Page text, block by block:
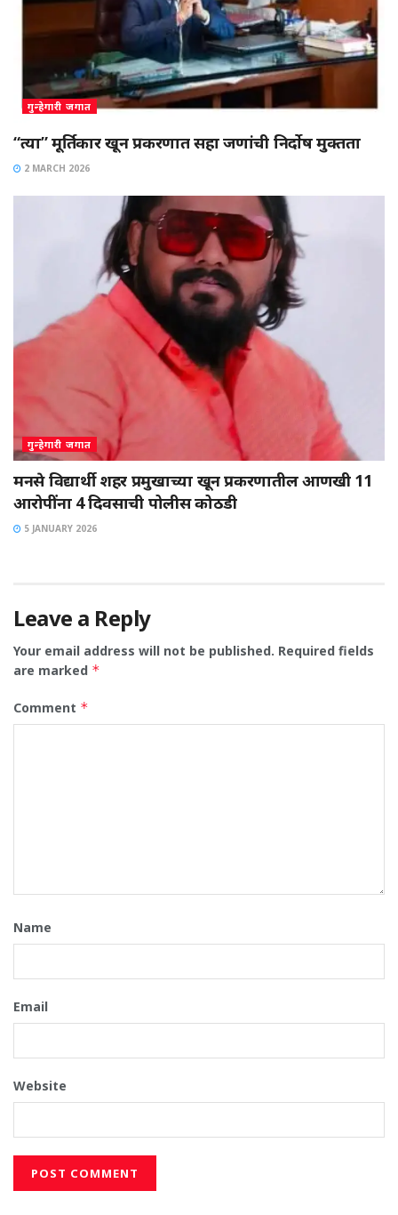
गुन्हेगारी जगात
“त्या” मूर्तिकार खून प्रकरणात सहा जणांची निर्दोष मुक्तता
2 MARCH 2026
गुन्हेगारी जगात
मनसे विद्यार्थी शहर प्रमुखाच्या खून प्रकरणातील आणखी 11
आरोपींना 4 दिवसाची पोलीस कोठडी
5 JANUARY 2026
Leave a Reply
Your email address will not be published. Required fields
are marked *
Comment *
Name
Email
Website